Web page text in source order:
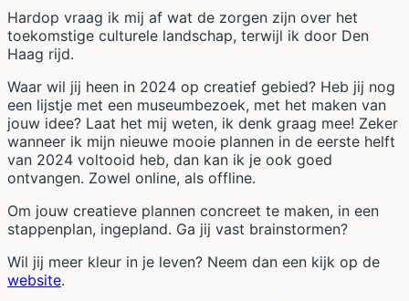
Hardop vraag ik mij af wat de zorgen zijn over het
toekomstige culturele landschap, terwijl ik door Den
Haag rijd.
Waar wil jij heen in 2024 op creatief gebied? Heb jij nog
een lijstje met een museumbezoek, met het maken van
jouw idee? Laat het mij weten, ik denk graag mee! Zeker
wanneer ik mijn nieuwe mooie plannen in de eerste helft
van 2024 voltooid heb, dan kan ik je ook goed
ontvangen. Zowel online, als offline.
Om jouw creatieve plannen concreet te maken, in een
stappenplan, ingepland. Ga jij vast brainstormen?
Wil jij meer kleur in je leven? Neem dan een kijk op de
website.